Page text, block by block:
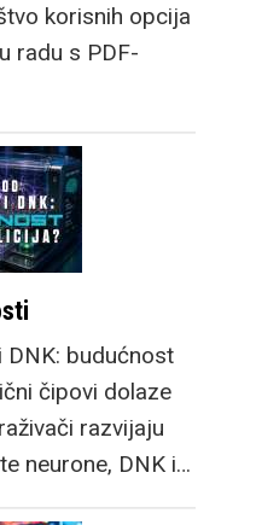
korisnih opcija
radu s PDF-
DNK: budućnost
čipovi dolaze
razvijaju
neurone, DNK i…